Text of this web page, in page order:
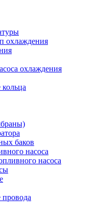
охлаждения
охлаждения
баков
насоса
насоса